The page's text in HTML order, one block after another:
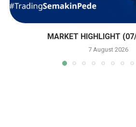
MARKET HIGHLIGHT
7 August 2026